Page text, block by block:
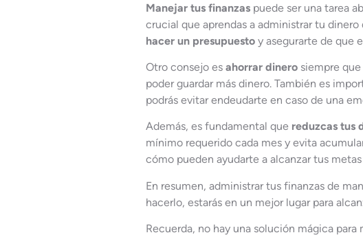
Manejar tus finanzas puede ser una tarea
crucial que aprendas a administrar tu
hacer un presupuesto y asegurarte de que
Otro consejo es ahorrar dinero siempre
poder guardar más dinero. También es
podrás evitar endeudarte en caso de una
Además, es fundamental que reduzcas tus
mínimo requerido cada mes y evita
cómo pueden ayudarte a alcanzar tus
En resumen, administrar tus finanzas de
hacerlo, estarás en un mejor lugar para
Recuerda, no hay una solución mágica